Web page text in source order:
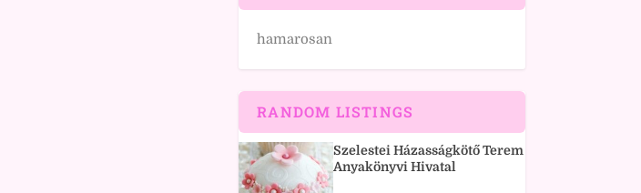
hamarosan
RANDOM LISTINGS
Szelestei Házasságkötő Terem
Anyakönyvi Hivatal